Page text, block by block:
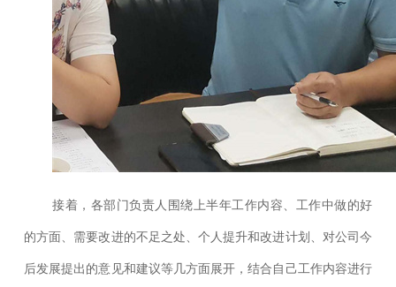
接着，各部门负责人围绕上半年工作内容、工作中做的好
的方面、需要改进的不足之处、个人提升和改进计划、对公司今
后发展提出的意见和建议等几方面展开，结合自己工作内容进行